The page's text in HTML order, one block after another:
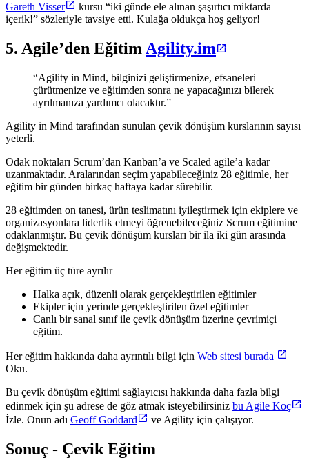
Gareth Visser
kursu “iki günde ele alınan şaşırtıcı miktarda
içerik!” sözleriyle tavsiye etti. Kulağa oldukça hoş geliyor!
5. Agile’den Eğitim Agility.im
“Agility in Mind, bilginizi geliştirmenize, efsaneleri
çürütmenize ve eğitimden sonra ne yapacağınızı bilerek
ayrılmanıza yardımcı olacaktır.”
Agility in Mind tarafından sunulan çevik dönüşüm kurslarının sayısı
yeterli.
Odak noktaları Scrum’dan Kanban’a ve Scaled agile’a kadar
uzanmaktadır. Aralarından seçim yapabileceğiniz 28 eğitimle, her
eğitim bir günden birkaç haftaya kadar sürebilir.
28 eğitimden on tanesi, ürün teslimatını iyileştirmek için ekiplere ve
organizasyonlara liderlik etmeyi öğrenebileceğiniz Scrum eğitimine
odaklanmıştır. Bu çevik dönüşüm kursları bir ila iki gün arasında
değişmektedir.
Her eğitim üç türe ayrılır
Halka açık, düzenli olarak gerçekleştirilen eğitimler
Ekipler için yerinde gerçekleştirilen özel eğitimler
Canlı bir sanal sınıf ile çevik dönüşüm üzerine çevrimiçi
eğitim.
Her eğitim hakkında daha ayrıntılı bilgi için Web sitesi burada
Oku.
Bu çevik dönüşüm eğitimi sağlayıcısı hakkında daha fazla bilgi
edinmek için şu adrese de göz atmak isteyebilirsiniz bu Agile Koç
İzle. Onun adı Geoff Goddard ve Agility için çalışıyor.
Sonuç - Çevik Eğitim